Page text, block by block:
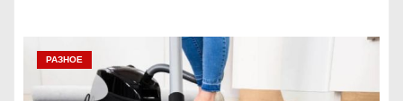
РАЗНОЕ